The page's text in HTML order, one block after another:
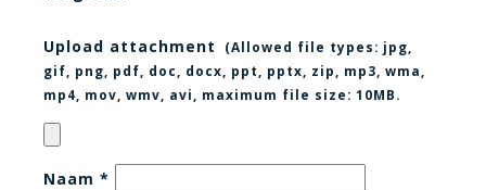
Upload attachment (Allowed file types: jpg,
gif, png, pdf, doc, docx, ppt, pptx, zip, mp3, wma,
mp4, mov, wmv, avi
, maximum file size: 10MB.
Naam *